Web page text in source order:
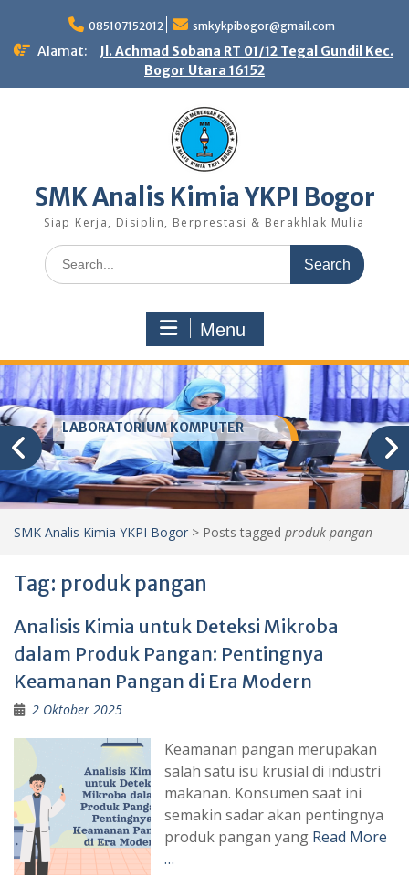
content
085107152012 smkykpibogor@gmail.com
Alamat:
Jl. Achmad Sobana RT 01/12 Tegal Gundil Kec.
Bogor Utara 16152
SMK Analis Kimia YKPI Bogor
Siap Kerja, Disiplin, Berprestasi & Berakhlak Mulia
Search
for:
Menu
LABORATORIUM KOMPUTER
SMK Analis Kimia YKPI Bogor > Posts tagged produk pangan
Tag: produk pangan
Analisis Kimia untuk Deteksi Mikroba
dalam Produk Pangan: Pentingnya
Keamanan Pangan di Era Modern
2 Oktober 2025
Keamanan pangan merupakan
salah satu isu krusial di industri
makanan. Konsumen saat ini
semakin sadar akan pentingnya
produk pangan yang Read More
…